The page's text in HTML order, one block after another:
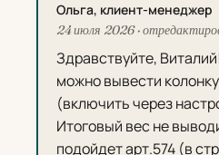
Ольга, клиент-менеджер
24 июля 2026 ·
Здравствуйте,
можно вывести
(включить через
Итоговый вес не
подойдет арт.574 (в